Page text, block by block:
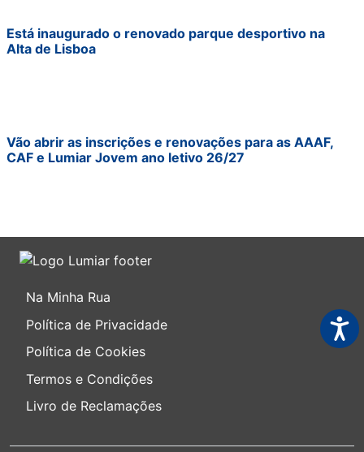
Está inaugurado o renovado parque desportivo na
Alta de Lisboa
Vão abrir as inscrições e renovações para as AAAF,
CAF e Lumiar Jovem ano letivo 26/27
Na Minha Rua
Política de Privacidade
Política de Cookies
Termos e Condições
Livro de Reclamações